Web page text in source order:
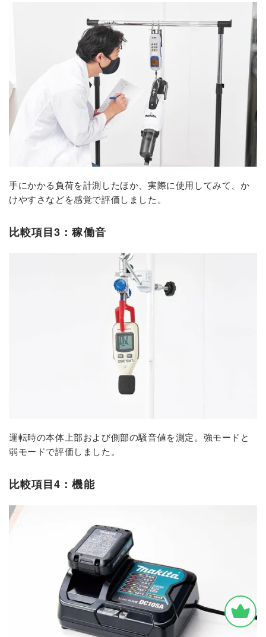
手にかかる負荷を計測したほか、実際に使用してみて、か
けやすさなどを感覚で評価しました。
比較項目3：稼働音
運転時の本体上部および側部の騒音値を測定。強モードと
弱モードで評価しました。
比較項目4：機能